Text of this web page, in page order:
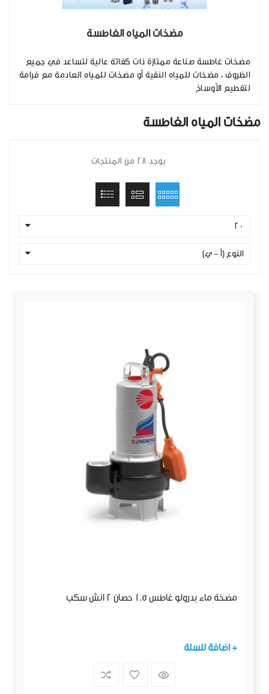
مضخات المياه الغاطسة
مضخات غاطسة صناعة ممتازة ذات كفائة عالية لتساعد في جميع
الظروف ، مضخات للمياه النقية أو مضخات للمياه العادمة مع فرامة
لتقطيع الأوساخ
مضخات المياه الغاطسة
يوجد 28 من المنتجات
20
النوع (أ - ي)
مضخة ماء بدرولو غاطس 1.5 حصان 2 انش سكب
+ اضافة للسلة